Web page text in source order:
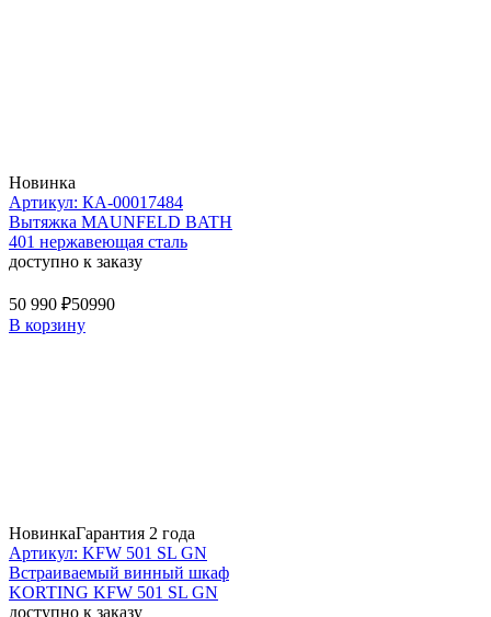
Новинка
Артикул: КА-00017484
Вытяжка MAUNFELD BATH
401 нержавеющая сталь
доступно к заказу
50 990 ₽50990
В корзину
НовинкаГарантия 2 года
Артикул: KFW 501 SL GN
Встраиваемый винный шкаф
KORTING KFW 501 SL GN
доступно к заказу